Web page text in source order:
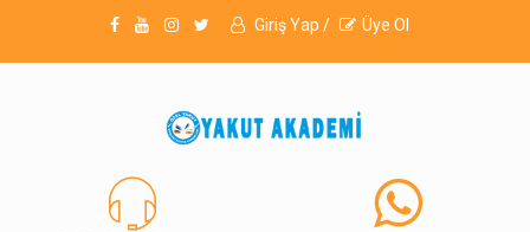
Giriş Yap / Üye Ol